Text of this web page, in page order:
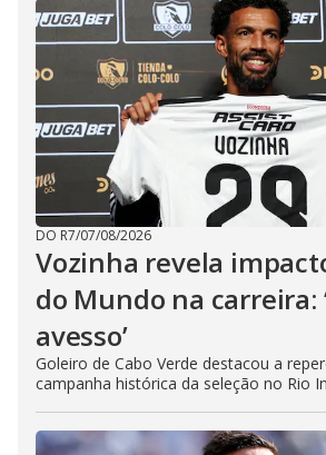
DO R7/07/08/2026
Vozinha revela
do Mundo na carreira:
avesso’
Goleiro de Cabo Verde destacou a
campanha histórica da seleção no Rio